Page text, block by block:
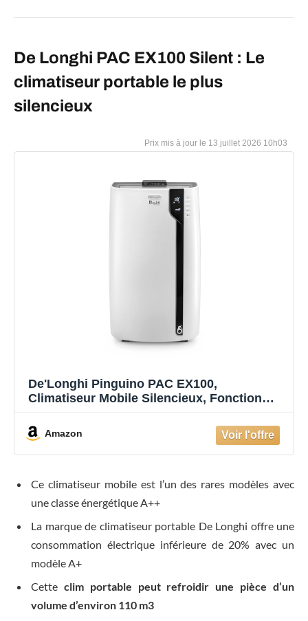
De Longhi PAC EX100 Silent : Le
climatiseur portable le plus
silencieux
13 juillet 2026 10h03
De'Longhi Pinguino PAC EX100,
Climatiseur Mobile Silencieux, Fonction
000 BTU/h, 2,5 kW, 64 dB, A++, Blanc
Amazon
Ce climatiseur mobile est l’un des rares modèles avec
une classe énergétique A++
La marque de climatiseur portable De Longhi offre une
consommation électrique inférieure de 20% avec un
modèle A+
Cette clim portable peut refroidir une pièce d’un
volume d’environ 110 m3